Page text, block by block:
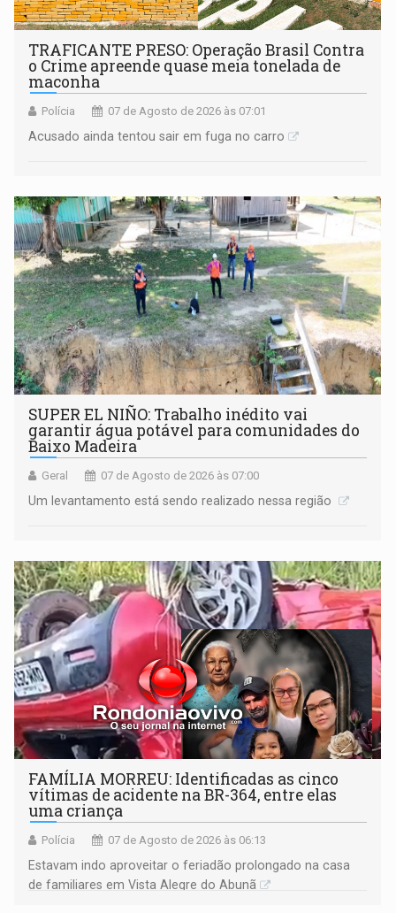
TRAFICANTE PRESO: Operação Brasil Contra
o Crime apreende quase meia tonelada de
maconha
Polícia 07 de Agosto de 2026 às 07:01
Acusado ainda tentou sair em fuga no carro
SUPER EL NIÑO: Trabalho inédito vai
garantir água potável para comunidades do
Baixo Madeira
Geral 07 de Agosto de 2026 às 07:00
Um levantamento está sendo realizado nessa região
FAMÍLIA MORREU: Identificadas as cinco
vítimas de acidente na BR-364, entre elas
uma criança
Polícia 07 de Agosto de 2026 às 06:13
Estavam indo aproveitar o feriadão prolongado na casa
de familiares em Vista Alegre do Abunã